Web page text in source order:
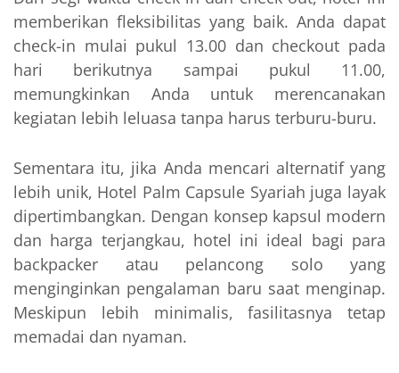
memberikan fleksibilitas yang baik. Anda dapat
check-in mulai pukul 13.00 dan checkout pada
hari berikutnya sampai pukul 11.00,
memungkinkan Anda untuk merencanakan
kegiatan lebih leluasa tanpa harus terburu-buru.
Sementara itu, jika Anda mencari alternatif yang
lebih unik, Hotel Palm Capsule Syariah juga layak
dipertimbangkan. Dengan konsep kapsul modern
dan harga terjangkau, hotel ini ideal bagi para
backpacker atau pelancong solo yang
menginginkan pengalaman baru saat menginap.
Meskipun lebih minimalis, fasilitasnya tetap
memadai dan nyaman.